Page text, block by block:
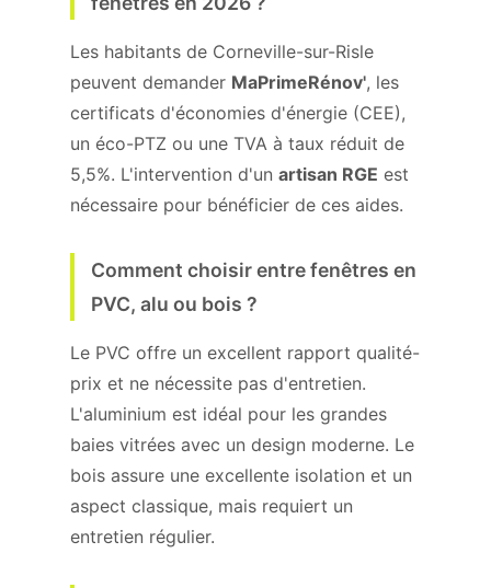
Les habitants de Corneville-sur-Risle
peuvent demander MaPrimeRénov', les
certificats d'économies d'énergie (CEE),
un éco-PTZ ou une TVA à taux réduit de
5,5%. L'intervention d'un artisan RGE est
nécessaire pour bénéficier de ces aides.
Comment choisir entre fenêtres en
PVC, alu ou bois ?
Le PVC offre un excellent rapport qualité-
prix et ne nécessite pas d'entretien.
L'aluminium est idéal pour les grandes
baies vitrées avec un design moderne. Le
bois assure une excellente isolation et un
aspect classique, mais requiert un
entretien régulier.